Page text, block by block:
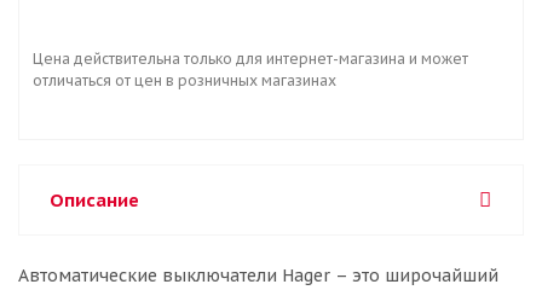
Цена действительна только для интернет-магазина и может
отличаться от цен в розничных магазинах
Описание
Автоматические выключатели Hager – это широчайший